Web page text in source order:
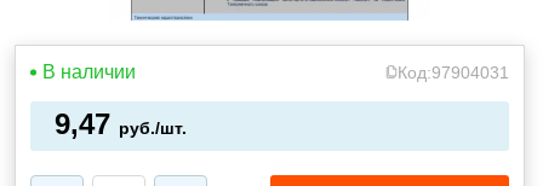
В наличии Код:97904031
9,47 руб./шт.